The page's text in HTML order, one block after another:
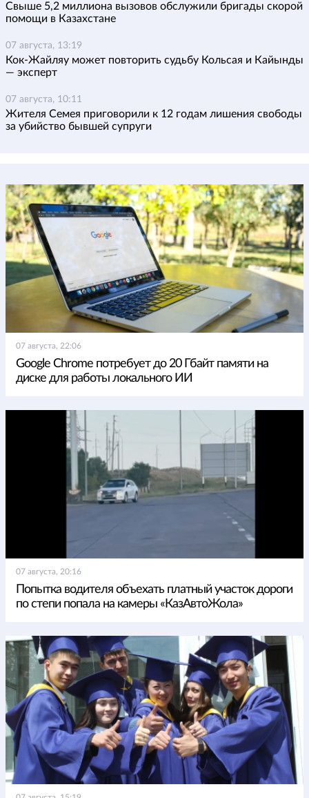
Свыше 5,2 миллиона вызовов обслужили бригады скорой
помощи в Казахстане
07 августа, 13:19
Кок-Жайляу может повторить судьбу Кольсая и Кайынды
— эксперт
07 августа, 10:11
Жителя Семея приговорили к 12 годам лишения свободы
за убийство бывшей супруги
07 августа, 22:06
Google Chrome потребует до 20 Гбайт памяти на
диске для работы локального ИИ
07 августа, 20:16
Попытка водителя объехать платный участок дороги
по степи попала на камеры «КазАвтоЖола»